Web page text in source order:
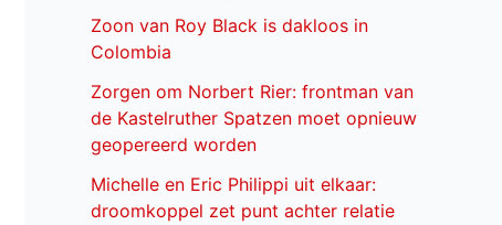
Zoon van Roy Black is dakloos in
Colombia
Zorgen om Norbert Rier: frontman van
de Kastelruther Spatzen moet opnieuw
geopereerd worden
Michelle en Eric Philippi uit elkaar:
droomkoppel zet punt achter relatie